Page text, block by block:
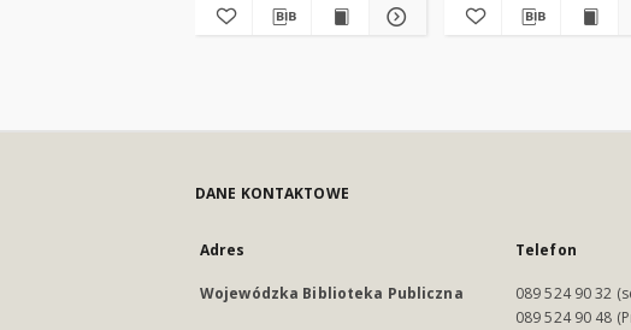
DANE KONTAKTOWE
Adres
Wojewódzka Biblioteka Publiczna
Telefon
089 524 90 32
089 524 90 48